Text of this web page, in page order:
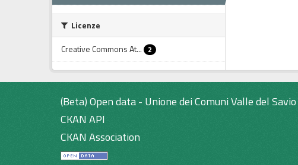
Licenze
Creative Commons At...
2
(Beta) Open data - Unione dei Comuni Valle del Savio
CKAN API
CKAN Association